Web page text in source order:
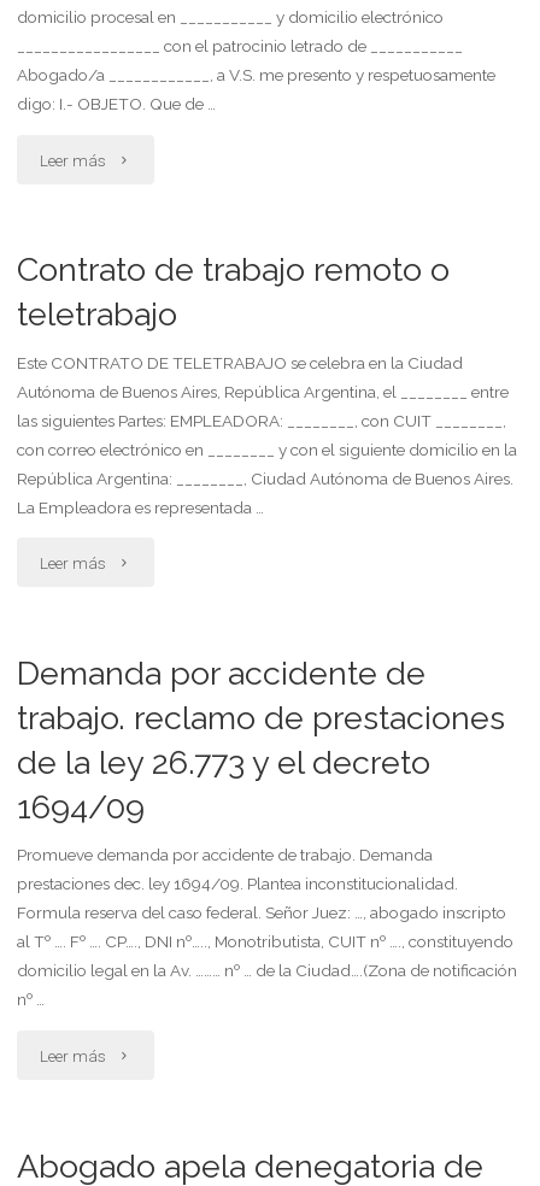
por
servicio
técnico
negarle
devolver
accesorio
inservible"
domicilio procesal en ___________ y domicilio electrónico
_________________ con el patrocinio letrado de ___________
Abogado/a ____________, a V.S. me presento y respetuosamente
digo: I.- OBJETO. Que de …
Leer más "Acción
de
daños
supresión
en
Contrato de trabajo remoto o
teletrabajo
Este CONTRATO DE TELETRABAJO se celebra en la Ciudad
Autónoma de Buenos Aires, República Argentina, el ________ entre
las siguientes Partes: EMPLEADORA: ________, con CUIT ________,
con correo electrónico en ________ y con el siguiente domicilio en la
República Argentina: ________, Ciudad Autónoma de Buenos Aires.
La Empleadora es representada …
Leer más "Contrato
trabajo
o
teletrabajo"
Demanda por accidente de
trabajo. reclamo de prestaciones
de la ley 26.773 y el decreto
1694/09
Promueve demanda por accidente de trabajo. Demanda
prestaciones dec. ley 1694/09. Plantea inconstitucionalidad.
Formula reserva del caso federal. Señor Juez: …, abogado inscripto
al Tº …. Fº …. CP…., DNI nº….., Monotributista, CUIT nº …., constituyendo
domicilio legal en la Av. ……… nº … de la Ciudad….(Zona de notificación
nº …
Leer más "Demanda
Abogado apela denegatoria de